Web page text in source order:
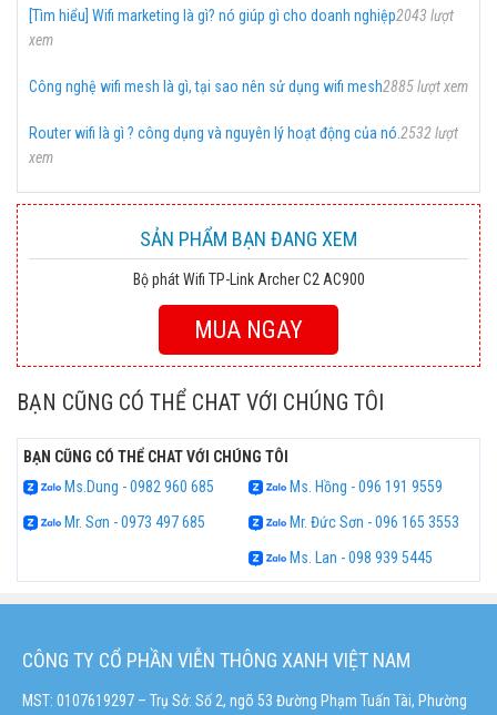
[Tìm hiểu] Wifi marketing là gì? nó giúp gì cho doanh nghiệp2043 lượt
xem
Công nghệ wifi mesh là gì, tại sao nên sử dụng wifi mesh2885 lượt xem
Router wifi là gì ? công dụng và nguyên lý hoạt động của nó. 2532 lượt
xem
SẢN PHẨM BẠN ĐANG XEM
Bộ phát Wifi TP-Link Archer C2 AC900
MUA NGAY
BẠN CŨNG CÓ THỂ CHAT VỚI CHÚNG TÔI
BẠN CŨNG CÓ THỂ CHAT VỚI CHÚNG TÔI
Ms.Dung - 0982 960 685
Ms. Hồng - 096 191 9559
Mr. Sơn - 0973 497 685
Mr. Đức Sơn - 096 165 3553
Ms. Lan - 098 939 5445
CÔNG TY CỔ PHẦN VIỄN THÔNG XANH VIỆT NAM
MST: 0107619297 – Trụ Sở: Số 2, ngõ 53 Đường Phạm Tuấn Tài, Phường